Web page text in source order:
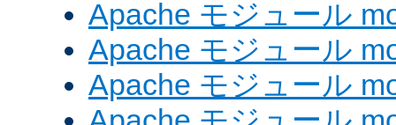
Apache モジュール
Apache モジュール
Apache モジュール